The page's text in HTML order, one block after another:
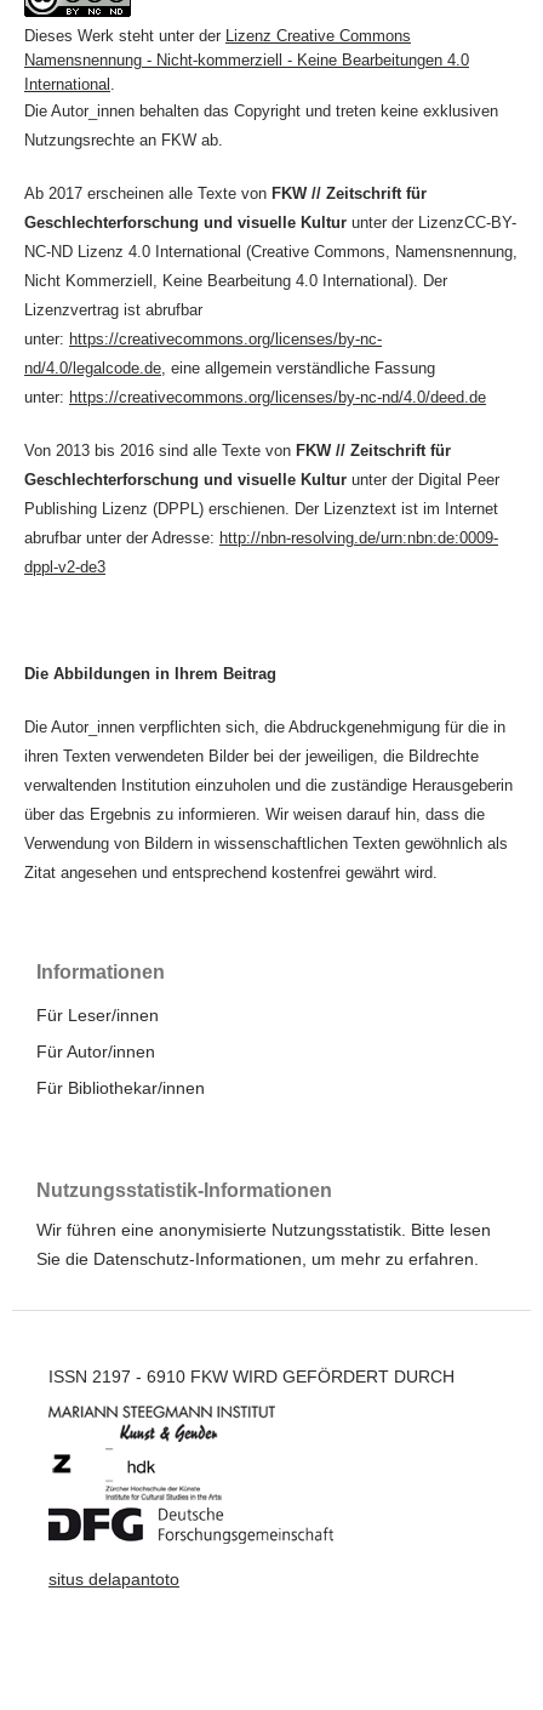
Dieses Werk steht unter der Lizenz Creative Commons
Namensnennung - Nicht-kommerziell - Keine Bearbeitungen 4.0
International
Die Autor_innen behalten das Copyright und treten keine exklusiven
Nutzungsrechte an FKW ab.
Ab 2017 erscheinen alle Texte von FKW // Zeitschrift für
Geschlechterforschung und visuelle Kulturunter der LizenzCC-BY-
NC-ND Lizenz 4.0 International (Creative Commons, Namensnennung,
Nicht Kommerziell, Keine Bearbeitung 4.0 International). Der
Lizenzvertrag ist abrufbar
unter: https://creativecommons.org/licenses/by-nc-
nd/4.0/legalcode.de, eine allgemein verständliche Fassung
unter: https://creativecommons.org/licenses/by-nc-nd/4.0/deed.de
Von 2013 bis 2016 sind alle Texte von FKW // Zeitschrift für
Geschlechterforschung und visuelle Kulturunter der Digital Peer
Publishing Lizenz (DPPL) erschienen. Der Lizenztext ist im Internet
abrufbar unter der Adresse: http://nbn-resolving.de/urn:nbn:de:0009-
dppl-v2-de3
Die Abbildungen in Ihrem Beitrag
Die Autor_innen verpflichten sich, die Abdruckgenehmigung für die in
ihren Texten verwendeten Bilder bei der jeweiligen, die Bildrechte
verwaltenden Institution einzuholen und die zuständige Herausgeberin
über das Ergebnis zu informieren. Wir weisen darauf hin, dass die
Verwendung von Bildern in wissenschaftlichen Texten gewöhnlich als
Zitat angesehen und entsprechend kostenfrei gewährt wird.
Informationen
Für Leser/innen
Für Autor/innen
Für Bibliothekar/innen
Nutzungsstatistik-Informationen
Wir führen eine anonymisierte Nutzungsstatistik. Bitte lesen
Sie die Datenschutz-Informationen , um mehr zu erfahren.
ISSN 2197 - 6910 FKW WIRD GEFÖRDERT DURCH
situs delapantoto